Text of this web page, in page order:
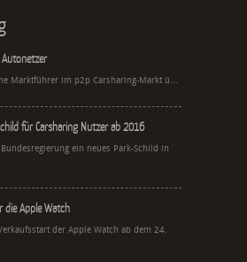
Marktführer im p2p Carsharing-Markt ü...
für Carsharing Nutzer ab 2016
ein neues Park-Schild in
die Apple Watch
der Apple Watch ab dem 24.